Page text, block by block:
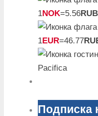
1NOK=5.56RUB
1EUR=46.77
Pacifica
Подписка